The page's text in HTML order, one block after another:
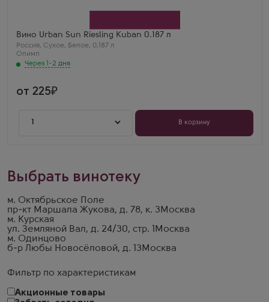
Фильтр по характеристикам
Акционные товары
Вино Urban Sun Riesling Kuban 0.187 л
Россия, Сухое, Белое, 0,187 л
Олимп
Через 1-2 дня
Страна
Россия
Регион
Краснодарский край
Мария
и цветами. Отлично освежает в жару. Мини-бутылка
— идея для подарка.
от 225
1 В корзину
Выбрать винотеку
м. Октябрьское Поле
пр-кт Маршала Жукова, д. 78, к. 3 Москва
м. Курская
ул. Земляной Вал, д. 24/30, стр. 1
Москва
м. Одинцово
б-р Любы Новосёловой, д. 13 Москва